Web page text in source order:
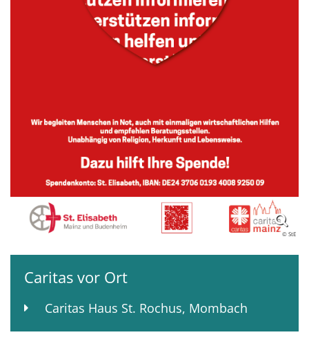
© StE
Caritas vor Ort
Caritas Haus St. Rochus, Mombach